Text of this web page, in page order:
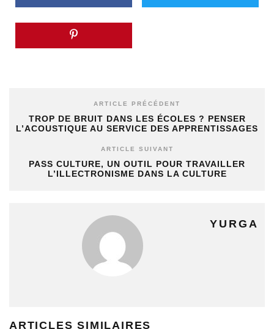
ARTICLE PRÉCÉDENT
TROP DE BRUIT DANS LES ÉCOLES ? PENSER
L’ACOUSTIQUE AU SERVICE DES APPRENTISSAGES
ARTICLE SUIVANT
PASS CULTURE, UN OUTIL POUR TRAVAILLER
L’ILLECTRONISME DANS LA CULTURE
YURGA
ARTICLES SIMILAIRES